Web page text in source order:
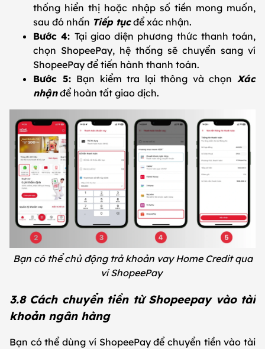
thống hiển thị hoặc nhập số tiền mong muốn,
sau đó nhấn Tiếp tụcđể xác nhận.
Bước 4: Tại giao diện phương thức thanh toán,
chọn ShopeePay, hệ thống sẽ chuyển sang ví
ShopeePay để tiến hành thanh toán.
Bước 5: Bạn kiểm tra lại thông và chọn Xác
nhậnđể hoàn tất giao dịch.
Bạn có thể chủ động trả khoản vay Home Credit qua
ví ShopeePay
3.8 Cách chuyển tiền từ Shopeepay vào tài
khoản ngân hàng
Bạn có thể dùng ví ShopeePay để chuyển tiền vào tài